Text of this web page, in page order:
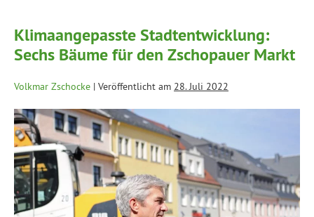
Klimaangepasste Stadtentwicklung:
Sechs Bäume für den Zschopauer Markt
Volkmar Zschocke | Veröffentlicht am 28. Juli 2022